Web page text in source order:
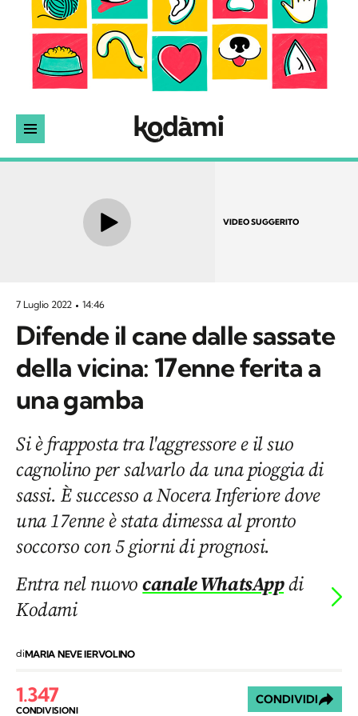
VIDEO SUGGERITO
7 Luglio 2022 14:46
Difende il cane dalle sassate
della vicina: 17enne ferita a
una gamba
Si è frapposta tra l'aggressore e il suo
cagnolino per salvarlo da una pioggia di
sassi. È successo a Nocera Inferiore dove
una 17enne è stata dimessa al pronto
soccorso con 5 giorni di prognosi.
Entra nel nuovocanale WhatsAppdi
Kodami
diMARIA NEVE IERVOLINO
1.347
CONDIVISIONI
CONDIVIDI